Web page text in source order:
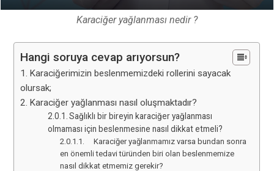
Karaciğer yağlanması nedir ?
Hangi soruya cevap arıyorsun?
Karaciğerimizin beslenmemizdeki rollerini sayacak
olursak;
Karaciğer yağlanması nasıl oluşmaktadır?
Sağlıklı bir bireyin karaciğer yağlanması
olmaması için beslenmesine nasıl dikkat etmeli?
Karaciğer yağlanmamız varsa bundan sonra
en önemli tedavi türünden biri olan beslenmemize
nasıl dikkat etmemiz gerekir?